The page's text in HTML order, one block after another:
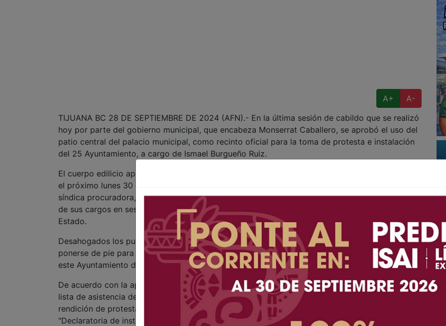
A+
A-
TIJUANA BC 28 DE SEPTIEMBRE DE 2024 (AFN).- En la última sesión de cabildo que se realizó
hoy por parte del gobierno municipal, que encabeza Monserrat Caballero, se aprobó el uso del
patio central del palacio municipal, como recinto oficial para la toma de protesta e instalación
del 25 Ayuntamiento, a cargo de Ismael Burgueño Ruiz.
El cuerpo edilicio aprobó por unanimidad el protocolo y convocatoria, que se van a desarrollar
el próximo lunes 30 de septiembre a las 18:30 horas, cuando el próximo presidente municipal,
síndica procuradora, y regidores del nuevo cabildo se presentarán a protestar el fiel ejercicio
de sus cargos en sesión solemne, ante un diputado representante que designe el Congreso del
Estado.
Desahogados los puntos incluidos en el orden del día, la alcaldesa pidió a los presentes
ponerse de pie para dar clausura a la sesión número 46 de Cabildo, la última que llevó a cabo
este Ayuntamiento durante el trienio 2021-2024.
De acuerdo con la aprobación, el orden del día para la sesión solemne iniciará con la toma de
lista de asistencia de forma nominal de los munícipes entrantes y declaración de quorum legal;
rendición de protesta legal de los miembros del Ayuntamiento entrante; luego será la
"Declaratoria de instalación del H. Ayuntamiento Constitucional de Tijuana", por el presidente